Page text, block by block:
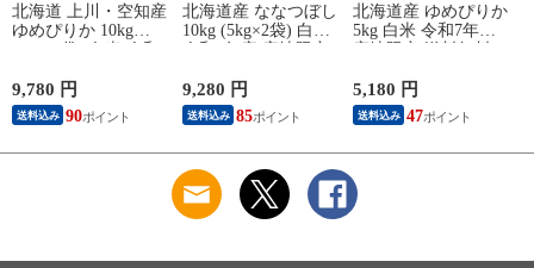
北海道 上川・空知産
ゆめぴりか 10kg
オプションで真空パ
ックに変更可
9,780 円
送料込み 90
北海道産 ななつぼし
10kg (5kg×2袋) 白米
で真空パックに変更
可
9,280 円
送料込み 85
北海道産 ゆめぴりか
5kg 白米 令和7年産
ックに変更可
5,180 円
送料込み 47